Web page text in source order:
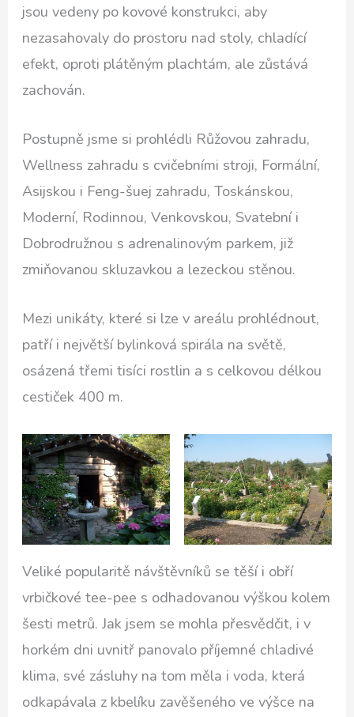
jsou vedeny po kovové konstrukci, aby
nezasahovaly do prostoru nad stoly, chladící
efekt, oproti plátěným plachtám, ale zůstává
zachován.
Postupně jsme si prohlédli Růžovou zahradu,
Wellness zahradu s cvičebními stroji, Formální,
Asijskou i Feng-šuej zahradu, Toskánskou,
Moderní, Rodinnou, Venkovskou, Svatební i
Dobrodružnou s adrenalinovým parkem, již
zmiňovanou skluzavkou a lezeckou stěnou.
Mezi unikáty, které si lze v areálu prohlédnout,
patří i největší bylinková spirála na světě,
osázená třemi tisíci rostlin a s celkovou délkou
cestiček 400 m.
Veliké popularitě návštěvníků se těší i obří
vrbičkové tee-pee s odhadovanou výškou kolem
šesti metrů. Jak jsem se mohla přesvědčit, i v
horkém dni uvnitř panovalo příjemné chladivé
klima, své zásluhy na tom měla i voda, která
odkapávala z kbelíku zavěšeného ve výšce na